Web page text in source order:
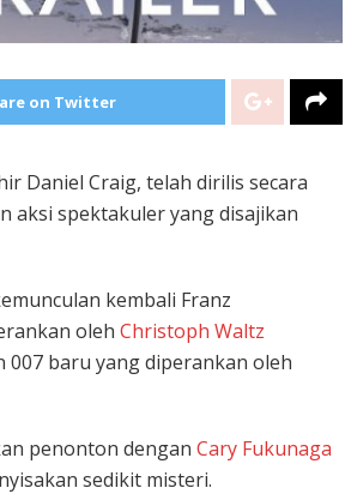
on Twitter
Daniel Craig, telah dirilis secara
aksi spektakuler yang disajikan
kembali Franz
oleh Christoph Waltz
007 baru yang diperankan oleh
penonton dengan Cary Fukunaga
sedikit misteri.